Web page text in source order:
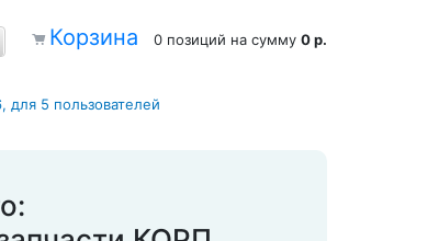
Корзина 0 позиций на сумму0 р.
для 5 пользователей